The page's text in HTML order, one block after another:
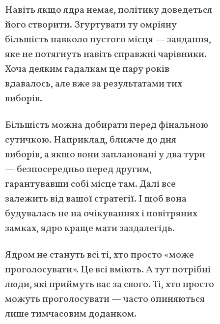
Навіть якщо ядра немає, політику доведеться
його створити. Згуртувати ту омріяну
більшість навколо пустого місця — завдання,
яке не потягнуть навіть справжні чарівники.
Хоча деяким гадалкам це пару років
вдавалось, але вже за результатами тих
виборів.
Більшість можна добирати перед фінальною
сутичкою. Наприклад, ближче до дня
виборів, а якщо вони заплановані у два тури
— безпосередньо перед другим,
гарантувавши собі місце там. Далі все
залежить від вашої стратегії. І щоб вона
будувалась не на очікуваннях і повітряних
замках, ядро краще мати заздалегідь.
Ядром не стануть всі ті, хто просто «може
проголосувати». Це всі вміють. А тут потрібні
люди, які приймуть вас за свого. Ті, хто просто
можуть проголосувати — часто опиняються
лише тимчасовим доданком.